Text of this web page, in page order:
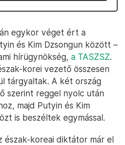
egykor véget ért a
és Kim Dzsongun között –
hírügynökség, a TASZSZ.
korei vezető összesen
tárgyaltak. A két ország
szerint reggel nyolc után
majd Putyin és Kim
is beszéltek egymással.
észak-koreai diktátor már el